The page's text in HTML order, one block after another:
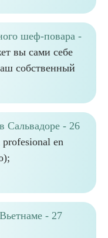
шеф-повара -
вы сами себе
собственный
Сальвадоре - 26
en
- 27